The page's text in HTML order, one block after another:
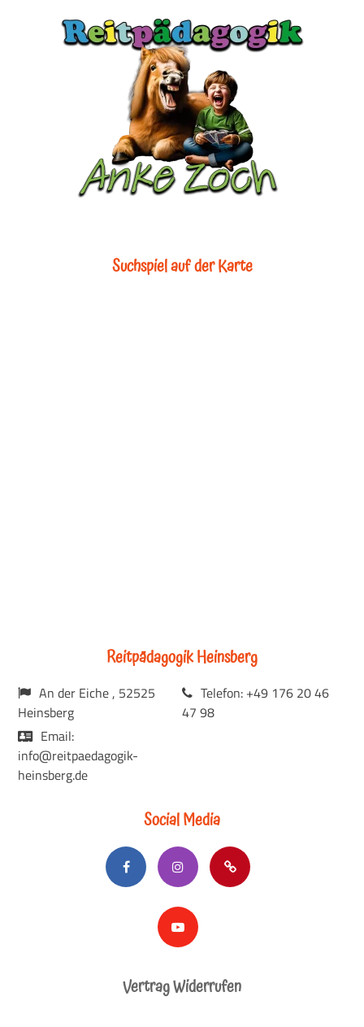
Suchspiel auf der Karte
Reitpädagogik Heinsberg
An der Eiche , 52525
Heinsberg
Telefon: +49 176 20 46
47 98
Email:
info@reitpaedagogik-
heinsberg.de
Social Media
Vertrag Widerrufen